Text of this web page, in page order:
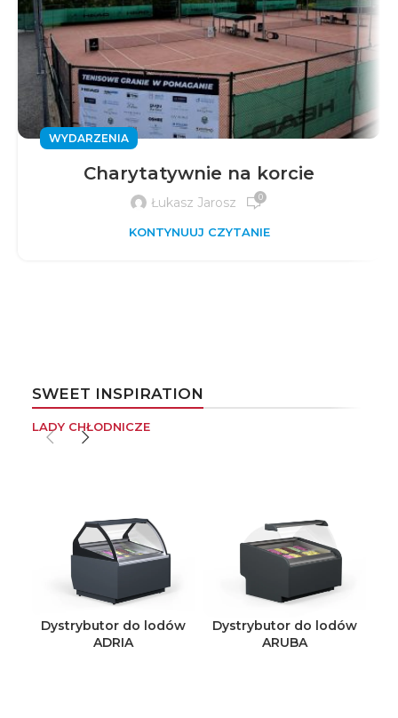
WYDARZENIA
Charytatywnie na korcie
Łukasz Jarosz 0
KONTYNUUJ CZYTANIE
SWEET INSPIRATION
LADY CHŁODNICZE
Dystrybutor do lodów
ADRIA
Dystrybutor do lodów
ARUBA